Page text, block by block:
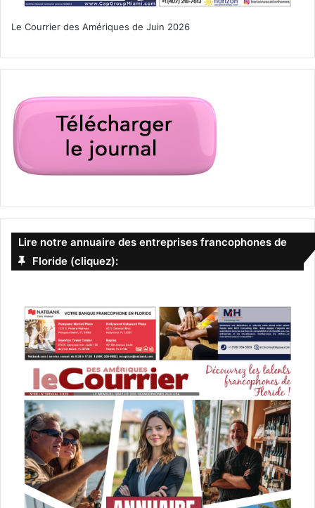
Le Courrier des Amériques de Juin 2026
Lire notre annuaire des entreprises francophones de
Floride (cliquez):